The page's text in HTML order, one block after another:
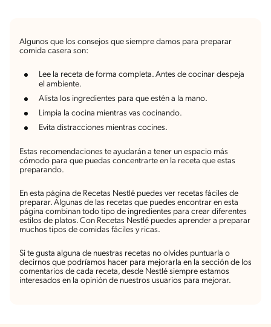
Algunos que los consejos que siempre damos para preparar
comida casera son:
Lee la receta de forma completa. Antes de cocinar despeja
el ambiente.
Alista los ingredientes para que estén a la mano.
Limpia la cocina mientras vas cocinando.
Evita distracciones mientras cocines.
Estas recomendaciones te ayudarán a tener un espacio más
cómodo para que puedas concentrarte en la receta que estas
preparando.
En esta página de Recetas Nestlé puedes ver recetas fáciles de
preparar. Algunas de las recetas que puedes encontrar en esta
página combinan todo tipo de ingredientes para crear diferentes
estilos de platos. Con Recetas Nestlé puedes aprender a preparar
muchos tipos de comidas fáciles y ricas.
Si te gusta alguna de nuestras recetas no olvides puntuarla o
decirnos que podríamos hacer para mejorarla en la sección de los
comentarios de cada receta, desde Nestlé siempre estamos
interesados en la opinión de nuestros usuarios para mejorar.